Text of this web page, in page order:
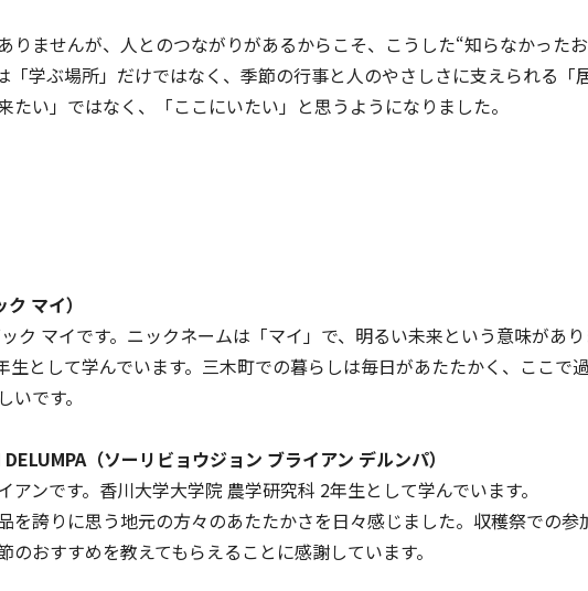
りませんが、人とのつながりがあるからこそ、こうした“知らなかった
「学ぶ場所」だけではなく、季節の行事と人のやさしさに支えられる「
たい」ではなく、「ここにいたい」と思うようになりました。
マイ）
ク マイです。ニックネームは「マイ」で、明るい未来という意味があ
生として学んでいます。三木町での暮らしは毎日があたたかく、ここで
です。
（ソーリビョウジョン ブライアン デルンパ）
ンです。香川大学大学院 農学研究科 2年生として学んでいます。
を誇りに思う地元の方々のあたたかさを日々感じました。収穫祭での参
のおすすめを教えてもらえることに感謝しています。